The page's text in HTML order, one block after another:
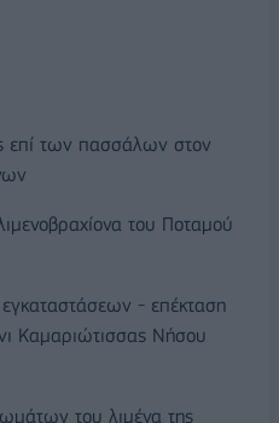
επί των πασσάλων στον
του Ποταμού
- επέκταση
Καμαριώτισσας Νήσου
του λιμένα της